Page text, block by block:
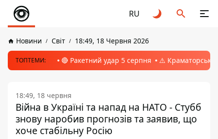
RU
Новини Світ 18:49, 18 Червня 2026
ТОПТЕМИ: 🔴 Ракетний удар 5 серпня ⚠️ Краматорськ,
18:49, 18 червня
Війна в Україні та напад на НАТО - Стубб
знову наробив прогнозів та заявив, що
хоче стабільну Росію